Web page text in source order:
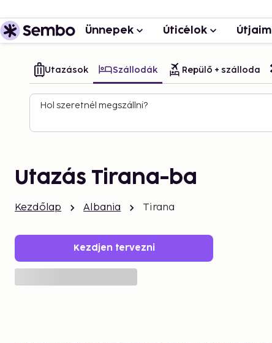
Ünnepek Úticélok Útjaim
Utazások Szállodák Repülő + szálloda
Hol szeretnél megszállni?
Utazás Tirana-ba
Kezdőlap Albania Tirana
Kezdjen tervezni